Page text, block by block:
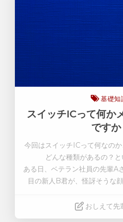
基礎知
スイッチICって何か
ですか
今回はスイッチICって何なの
どんな種類があるの？と
ある日、ベテラン社員の先輩A
目の新人B君が、怪訝そうな
おしえて先